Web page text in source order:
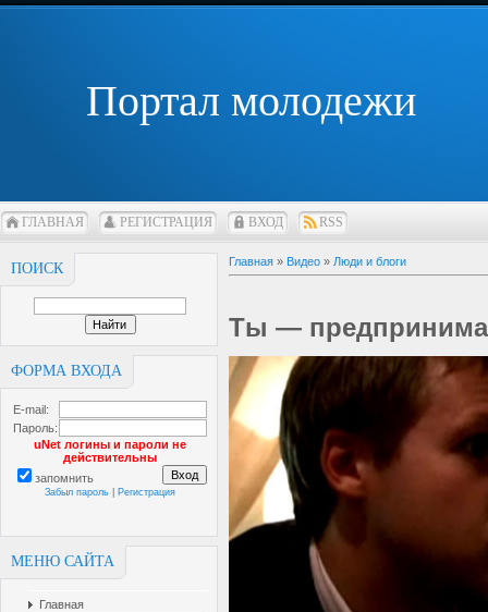
Портал молодежи
ГЛАВНАЯ РЕГИСТРАЦИЯ ВХОД RSS
ПОИСК
ФОРМА ВХОДА
E-mail:
Пароль:
uNet логины и пароли не
действительны
запомнить
Забыл пароль Регистрация
МЕНЮ САЙТА
Главная
Главная » Видео » Люди и блоги
Ты —